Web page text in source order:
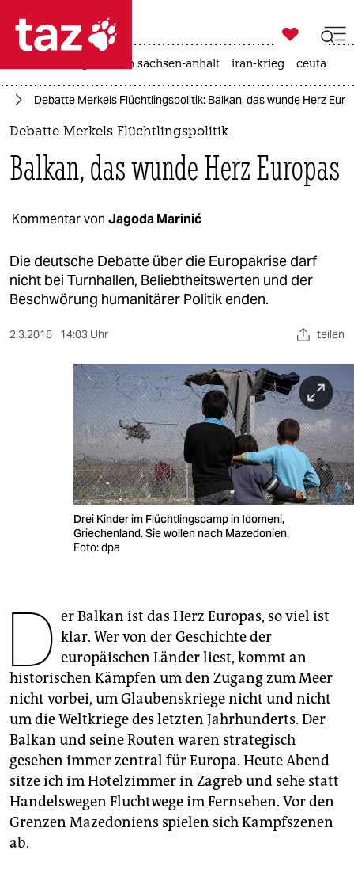
 taz zahl ich
taz zahl ich
politik
öko
gesellschaft
kultur
wahrheit
veranstaltungen
unterstützen
genossenschaft
epaper login

taz zahl ich
landtagswahl in sachsen-anhalt iran-krieg ceuta
Debatte Merkels Flüchtlingspolitik: Balkan, das wunde Herz
Debatte Merkels Flüchtlingspolitik
Balkan, das wunde Herz Europas
Kommentar von Jagoda Marinić
Die deutsche Debatte über die Europakrise darf
nicht bei Turnhallen, Beliebtheitswerten und der
Beschwörung humanitärer Politik enden.
2.3.2016 14:03 Uhr teilen
Drei Kinder im Flüchtlingscamp in Idomeni,
Griechenland. Sie wollen nach Mazedonien.
Foto: dpa
D er Balkan ist das Herz Europas, so viel ist
klar. Wer von der Geschichte der
europäischen Länder liest, kommt an
historischen Kämpfen um den Zugang zum Meer
nicht vorbei, um Glaubenskriege nicht und nicht
um die Weltkriege des letzten Jahrhunderts. Der
Balkan und seine Routen waren strategisch
gesehen immer zentral für Europa. Heute Abend
sitze ich im Hotelzimmer in Zagreb und sehe statt
Handelswegen Fluchtwege im Fernsehen. Vor den
Grenzen Mazedoniens spielen sich Kampfszenen
ab.